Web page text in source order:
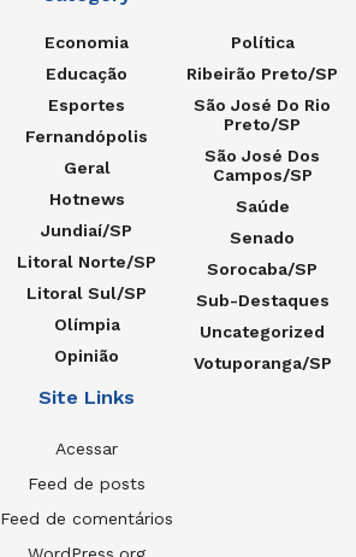
Economia
Educação
Esportes
Fernandópolis
Geral
Hotnews
Jundiaí/SP
Litoral Norte/SP
Litoral Sul/SP
Olímpia
Opinião
Política
Ribeirão Preto/SP
São José Do Rio
Preto/SP
São José Dos
Campos/SP
Saúde
Senado
Sorocaba/SP
Sub-Destaques
Uncategorized
Votuporanga/SP
Site Links
Acessar
Feed de posts
Feed de comentários